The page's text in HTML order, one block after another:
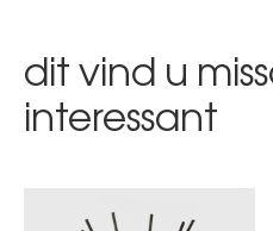
dit vind u
interessant